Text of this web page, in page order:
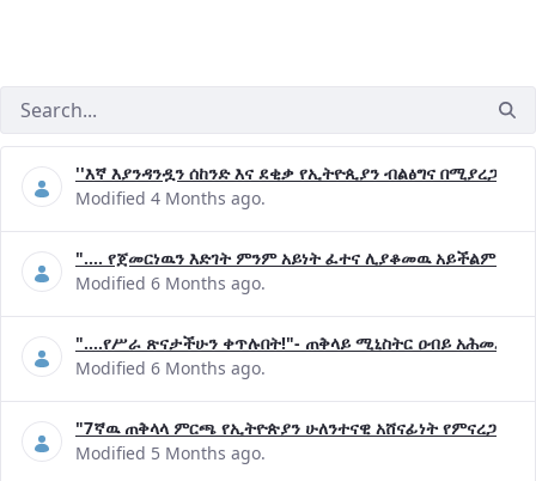
''እኛ እያንዳንዷን ሰከንድ እና ደቂቃ የኢትዮጲያን ብልፅግና
Modified 4 Months ago.
".... የጀመርነዉን እድገት ምንም አይነት ፈተና ሊያቆመዉ አይችልም"-
Modified 6 Months ago.
"....የሥራ ጽናታችሁን ቀጥሉበት!"- ጠቅላይ ሚኒስትር ዐብይ አሕመድ (ዶ/
Modified 6 Months ago.
"7ኛዉ ጠቅላላ ምርጫ የኢትዮጵያን ሁለንተናዊ አሸናፊነት
Modified 5 Months ago.